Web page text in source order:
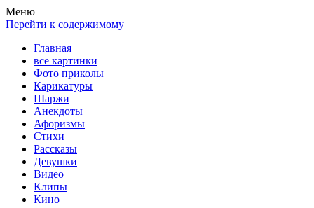
Весела хата — прикольные картинки, смешные истории,
клипы!
Покажем всем ваши фото приколы, карикатуры, шаржи, стихи,
рассказы, видео и песни!
Меню
Перейти к содержимому
Главная
все картинки
Фото приколы
Карикатуры
Шаржи
Анекдоты
Афоризмы
Стихи
Рассказы
Девушки
Видео
Клипы
Кино